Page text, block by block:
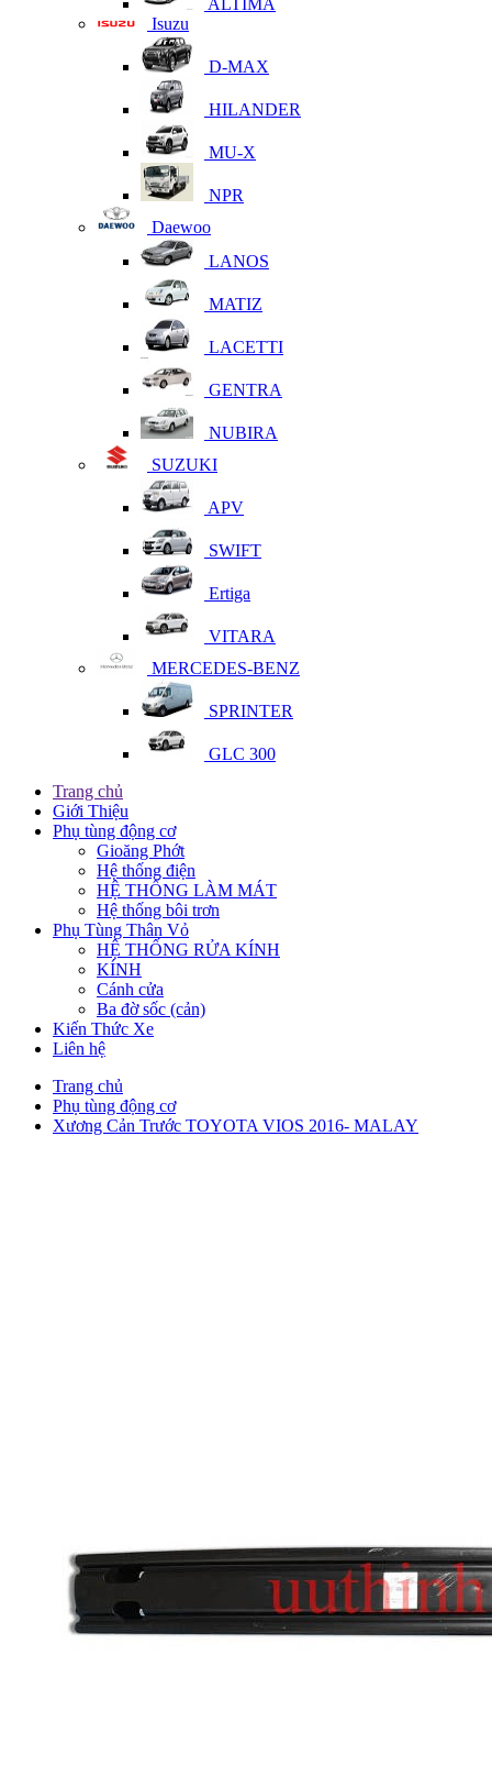
ALTIMA
Isuzu
D-MAX
HILANDER
MU-X
NPR
Daewoo
LANOS
MATIZ
LACETTI
GENTRA
NUBIRA
SUZUKI
APV
SWIFT
Ertiga
VITARA
MERCEDES-BENZ
SPRINTER
GLC 300
Trang chủ
Giới Thiệu
Phụ tùng động cơ
Gioăng Phớt
Hệ thống điện
HỆ THỐNG LÀM MÁT
Hệ thống bôi trơn
Phụ Tùng Thân Vỏ
HỆ THỐNG RỬA KÍNH
KÍNH
Cánh cửa
Ba đờ sốc (cản)
Kiến Thức Xe
Liên hệ
Trang chủ
Phụ tùng động cơ
Xương Cản Trước TOYOTA VIOS 2016- MALAY